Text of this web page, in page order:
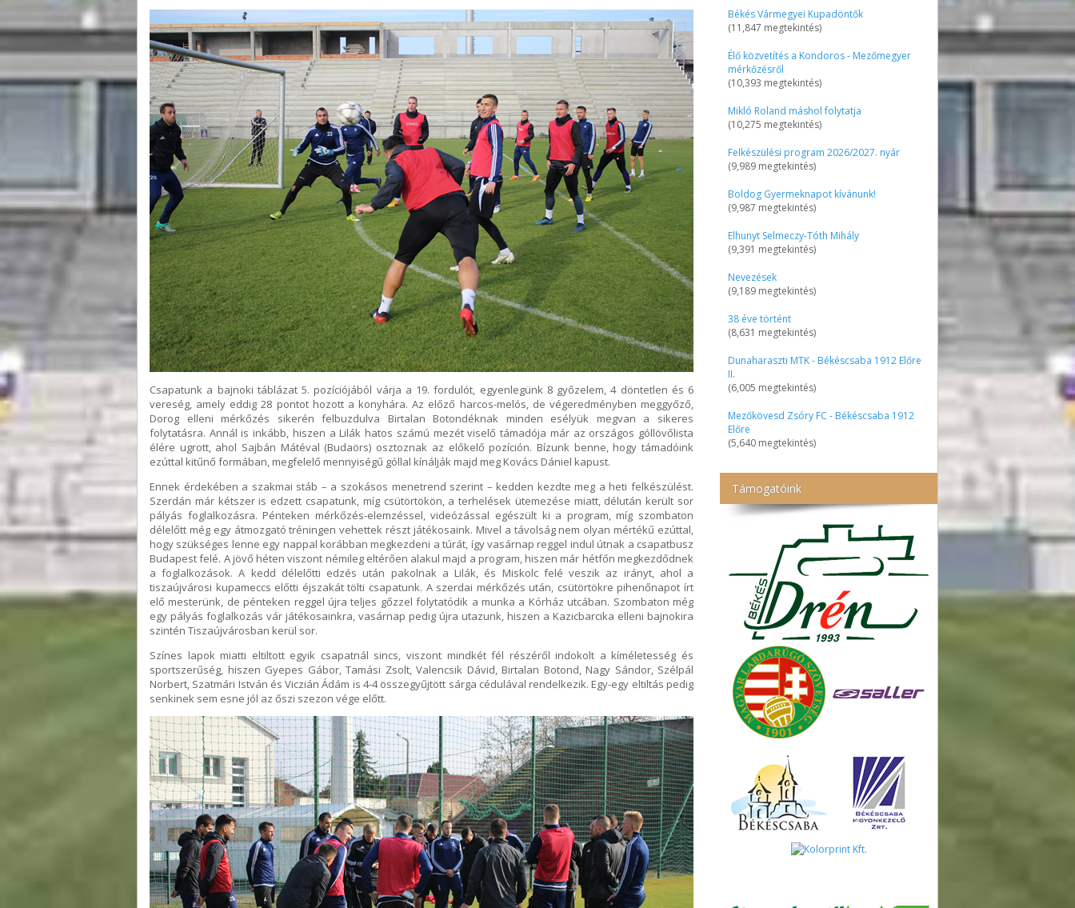
Békés Vármegyei Kupadöntők
(11,847 megtekintés)
Élő közvetítés a Kondoros - Mezőmegyer
mérkőzésről
(10,393 megtekintés)
Mikló Roland máshol folytatja
(10,275 megtekintés)
Felkészülési program 2026/2027. nyár
(9,989 megtekintés)
Boldog Gyermeknapot kívánunk!
(9,987 megtekintés)
Elhunyt Selmeczy-Tóth Mihály
(9,391 megtekintés)
Nevezések
(9,189 megtekintés)
38 éve történt
(8,631 megtekintés)
Dunaharaszti MTK - Békéscsaba 1912 Előre
II.
(6,005 megtekintés)
Mezőkövesd Zsóry FC - Békéscsaba 1912
Előre
(5,640 megtekintés)
Támogatóink
Csapatunk a bajnoki táblázat 5. pozíciójából várja a 19. fordulót, egyenlegünk 8 győzelem, 4 döntetlen és 6
vereség, amely eddig 28 pontot hozott a konyhára. Az előző harcos-melós, de végeredményben meggyőző,
Dorog elleni mérkőzés sikerén felbuzdulva Birtalan Botondéknak minden esélyük megvan a sikeres
folytatásra. Annál is inkább, hiszen a Lilák hatos számú mezét viselő támadója már az országos góllövőlista
élére ugrott, ahol Sajbán Mátéval (Budaörs) osztoznak az előkelő pozíción. Bízunk benne, hogy támadóink
ezúttal kitűnő formában, megfelelő mennyiségű góllal kínálják majd meg Kovács Dániel kapust.
Ennek érdekében a szakmai stáb – a szokásos menetrend szerint – kedden kezdte meg a heti felkészülést.
Szerdán már kétszer is edzett csapatunk, míg csütörtökön, a terhelések ütemezése miatt, délután került sor
pályás foglalkozásra. Pénteken mérkőzés-elemzéssel, videózással egészült ki a program, míg szombaton
délelőtt még egy átmozgató tréningen vehettek részt játékosaink. Mivel a távolság nem olyan mértékű ezúttal,
hogy szükséges lenne egy nappal korábban megkezdeni a túrát, így vasárnap reggel indul útnak a csapatbusz
Budapest felé. A jövő héten viszont némileg eltérően alakul majd a program, hiszen már hétfőn megkezdődnek
a foglalkozások. A kedd délelőtti edzés után pakolnak a Lilák, és Miskolc felé veszik az irányt, ahol a
tiszaújvárosi kupameccs előtti éjszakát tölti csapatunk. A szerdai mérkőzés után, csütörtökre pihenőnapot írt
elő mesterünk, de pénteken reggel újra teljes gőzzel folytatódik a munka a Kórház utcában. Szombaton még
egy pályás foglalkozás vár játékosainkra, vasárnap pedig újra utazunk, hiszen a Kazicbarcika elleni bajnokira
szintén Tiszaújvárosban kerül sor.
Színes lapok miatti eltiltott egyik csapatnál sincs, viszont mindkét fél részéről indokolt a kíméletesség és
sportszerűség, hiszen Gyepes Gábor, Tamási Zsolt, Valencsik Dávid, Birtalan Botond, Nagy Sándor, Szélpál
Norbert, Szatmári István és Viczián Ádám is 4-4 összegyűjtött sárga cédulával rendelkezik. Egy-egy eltiltás pedig
senkinek sem esne jól az őszi szezon vége előtt.